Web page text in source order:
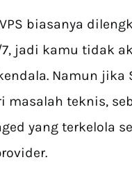
biasanya
jadi kamu tidak
Namun jika
masalah teknis,
yang terkelola